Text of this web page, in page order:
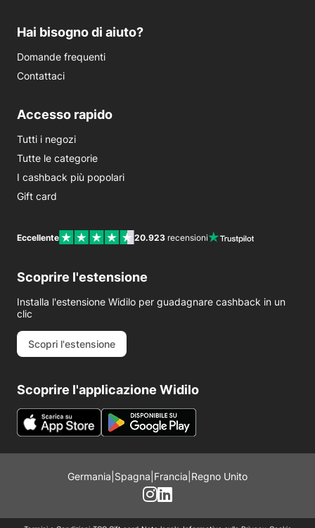
Hai bisogno di aiuto?
Domande frequenti
Contattaci
Accesso rapido
Tutti i negozi
Tutte le categorie
I cashback più popolari
Gift card
Eccellente 20.923 recensioni
Scoprire l'estensione
Installa l'estensione Widilo per guadagnare cashback in un
clic
Scopri l'estensione
Scoprire l'applicazione Widilo
Germania Spagna Francia Regno Unito